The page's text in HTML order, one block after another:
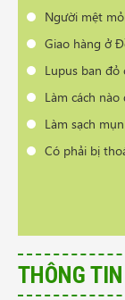
Người mệt
Giao hàng ở
Lupus ban đỏ
Làm cách
Làm sạch
Có phải bị
THÔNG